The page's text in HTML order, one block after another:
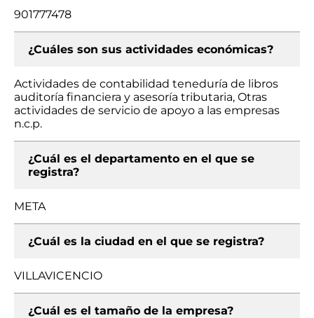
901777478
¿Cuáles son sus actividades económicas?
Actividades de contabilidad teneduría de libros
auditoría financiera y asesoría tributaria, Otras
actividades de servicio de apoyo a las empresas
n.c.p.
¿Cuál es el departamento en el que se
registra?
META
¿Cuál es la ciudad en el que se registra?
VILLAVICENCIO
¿Cuál es el tamaño de la empresa?